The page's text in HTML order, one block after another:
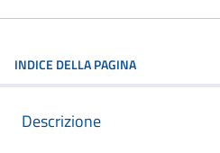
INDICE DELLA PAGINA
Descrizione